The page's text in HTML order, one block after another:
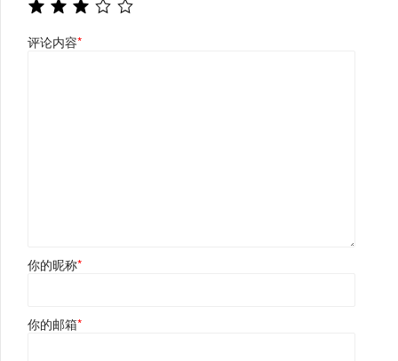
评论内容*
你的昵称*
你的邮箱*